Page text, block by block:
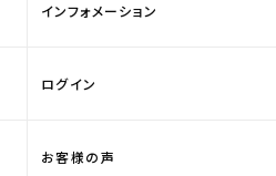
インフォメーション
ログイン
お客様の声